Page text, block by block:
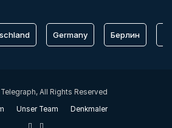
Germany Берлин
All Rights Reserved
Unser Team Denkmaler